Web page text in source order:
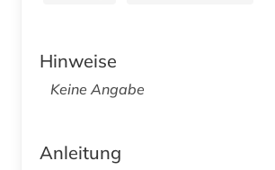
Hinweise
Keine Angabe
Anleitung